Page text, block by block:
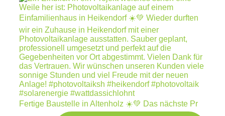
Fertige Baustelle in Altenholz ☀️💚 Das nächste Pr